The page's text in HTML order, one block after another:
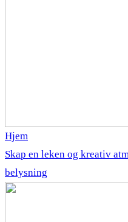
Hjem
Skap en leken og kreativ
belysning